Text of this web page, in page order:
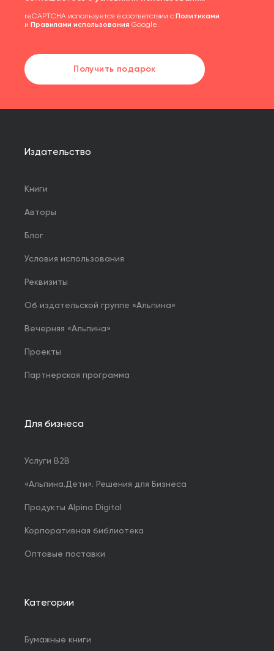
reCAPTCHA используется в соответствии с Политиками
и Правилами использования Google.
Получить подарок
Издательство
Книги
Авторы
Блог
Условия использования
Реквизиты
Об издательской группе «Альпина»
Вечерняя «Альпина»
Проекты
Партнерская программа
Для бизнеса
Услуги B2B
«Альпина.Дети». Решения для Бизнеса
Продукты Alpina Digital
Корпоративная библиотека
Оптовые поставки
Категории
Бумажные книги